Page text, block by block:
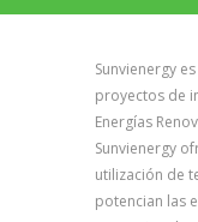
Sunvienergy
proyectos de
Energías
Sunvienergy
utilización de
potencian las